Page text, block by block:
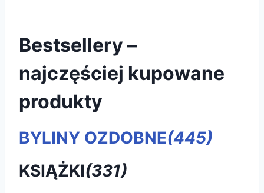
Bestsellery –
najczęściej kupowane
produkty
BYLINY OZDOBNE(445)
KSIĄŻKI(331)